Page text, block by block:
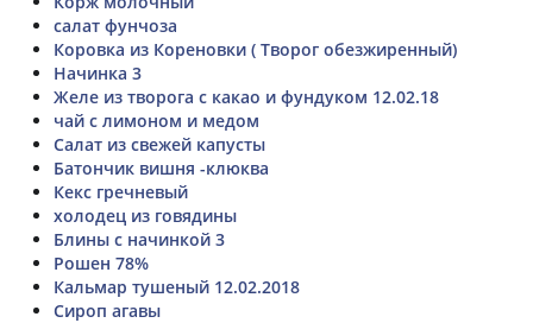
салат фунчоза
Коровка из Кореновки ( Творог обезжиренный)
Начинка 3
Желе из творога с какао и фундуком 12.02.18
чай с лимоном и медом
Салат из свежей капусты
Батончик вишня -клюква
Кекс гречневый
холодец из говядины
Блины с начинкой 3
Рошен 78%
Кальмар тушеный 12.02.2018
Сироп агавы